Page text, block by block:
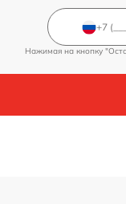
Нажимая на кнопку